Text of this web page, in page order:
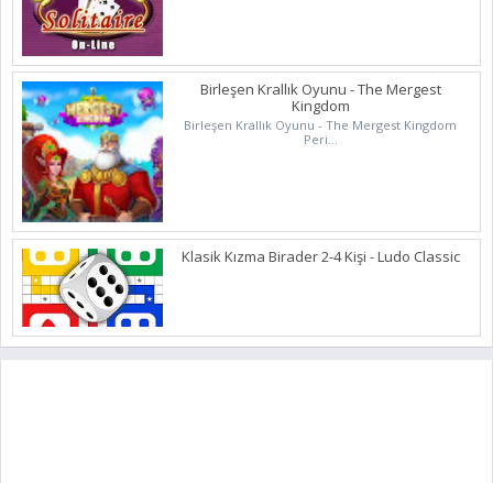
Birleşen Krallık Oyunu - The Mergest
Kingdom
Birleşen Krallık Oyunu - The Mergest Kingdom
Peri...
Klasik Kızma Birader 2-4 Kişi - Ludo Classic